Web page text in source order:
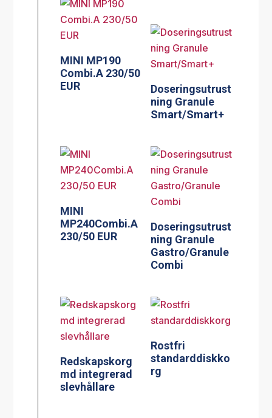
MINI MP190
Combi.A 230/50
EUR
Doseringsutrust
ning Granule
Smart/Smart+
MINI
MP240Combi.A
230/50 EUR
Doseringsutrust
ning Granule
Gastro/Granule
Combi
Redskapskorg
md integrerad
slevhållare
Rostfri
standarddiskko
rg